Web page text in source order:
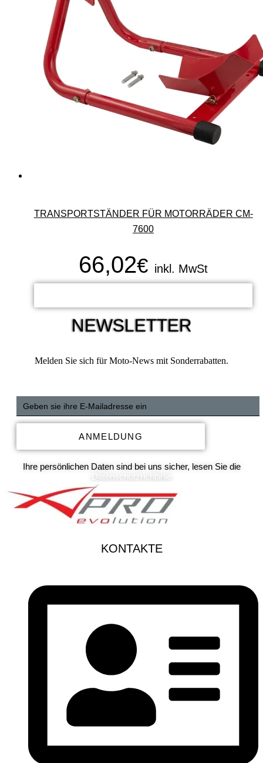
TRANSPORTSTÄNDER FÜR MOTORRÄDER CM-
7600
66,02€ inkl. MwSt
NEWSLETTER
Melden Sie sich für Moto-News mit Sonderrabatten.
ANMELDUNG
Ihre persönlichen Daten sind bei uns sicher, lesen Sie die
Datenschutzrichtlinie
KONTAKTE